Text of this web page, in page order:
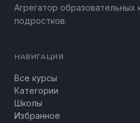
Агрегатор образовательных
подростков.
НАВИГАЦИЯ
Все курсы
Категории
Школы
Избранное